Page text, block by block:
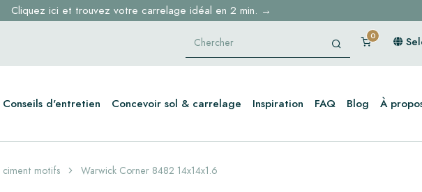
Cliquez ici et trouvez votre carrelage idéal en 2 min. →
Conseils d'entretien Concevoir sol & carrelage Inspiration FAQ Blog À
ciment motifs Warwick Corner 8482 14x14x1.6